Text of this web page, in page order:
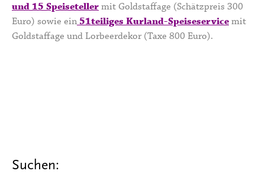
und 15 Speisetellermit Goldstaffage (Schätzpreis 300
Euro) sowie ein51teiliges Kurland-Speiseservicemit
Goldstaffage und Lorbeerdekor (Taxe 800 Euro).
Suchen: